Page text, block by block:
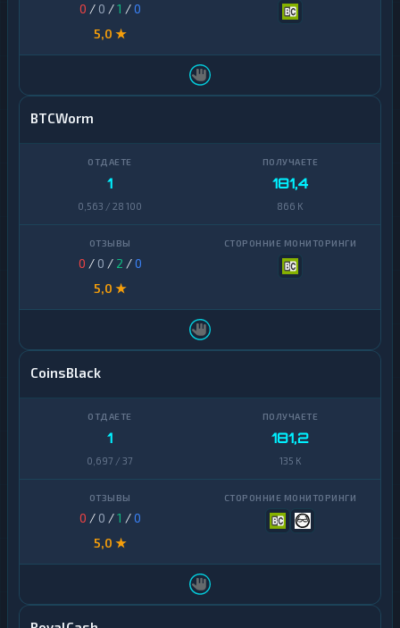
0 / 0 /1 /0
5,0 ★
BTCWorm
1
0,563 / 28 100
181,4
866 K
0 / 0 / 2 /0
5,0 ★
CoinsBlack
1
0,697 / 37
181,2
135 K
0 / 0 /1 /0
5,0 ★